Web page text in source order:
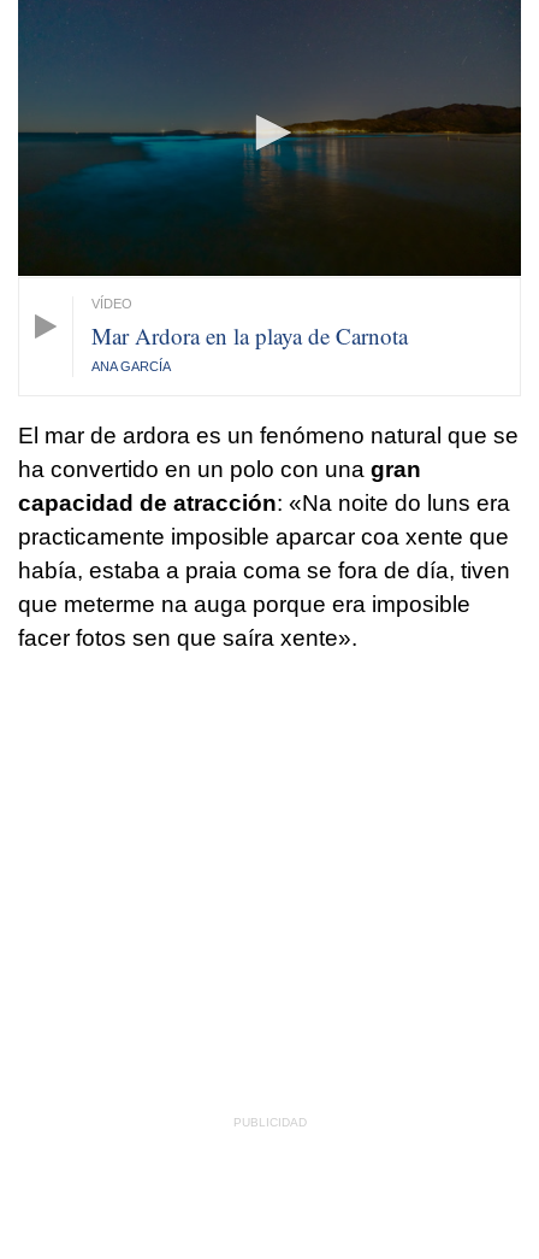
Mar Ardora en la playa de Carnota
ANA GARCÍA
El mar de ardora es un fenómeno natural que se
ha convertido en un polo con una gran
capacidad de atracción: «Na noite do luns era
practicamente imposible aparcar coa xente que
había, estaba a praia coma se fora de día, tiven
que meterme na auga porque era imposible
facer fotos sen que saíra xente».